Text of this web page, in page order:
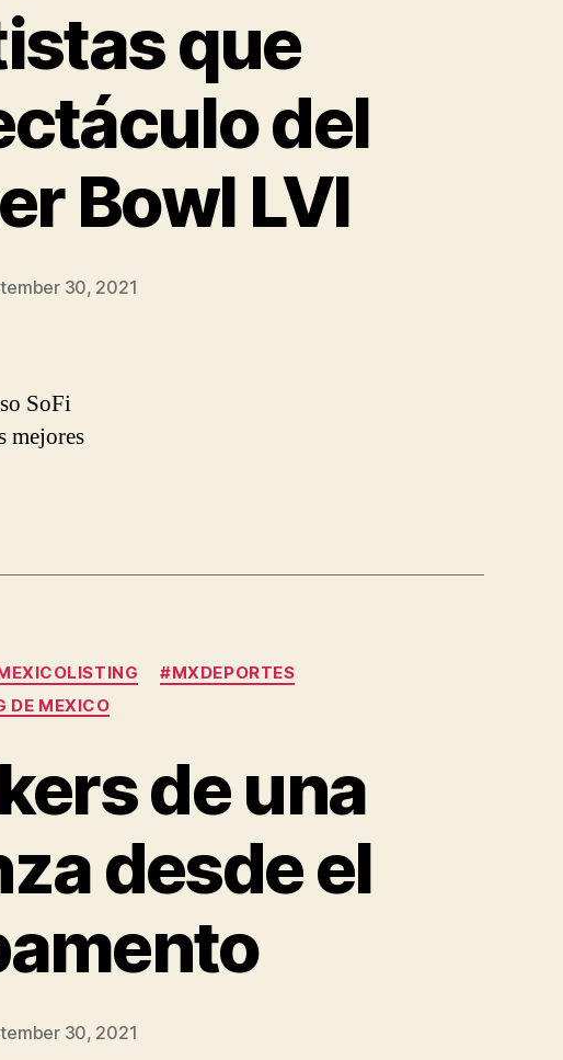
que
del
Bowl LVI
30, 2021
SoFi
mejores
#MXDEPORTES
DE MEXICO
de una
desde el
30, 2021